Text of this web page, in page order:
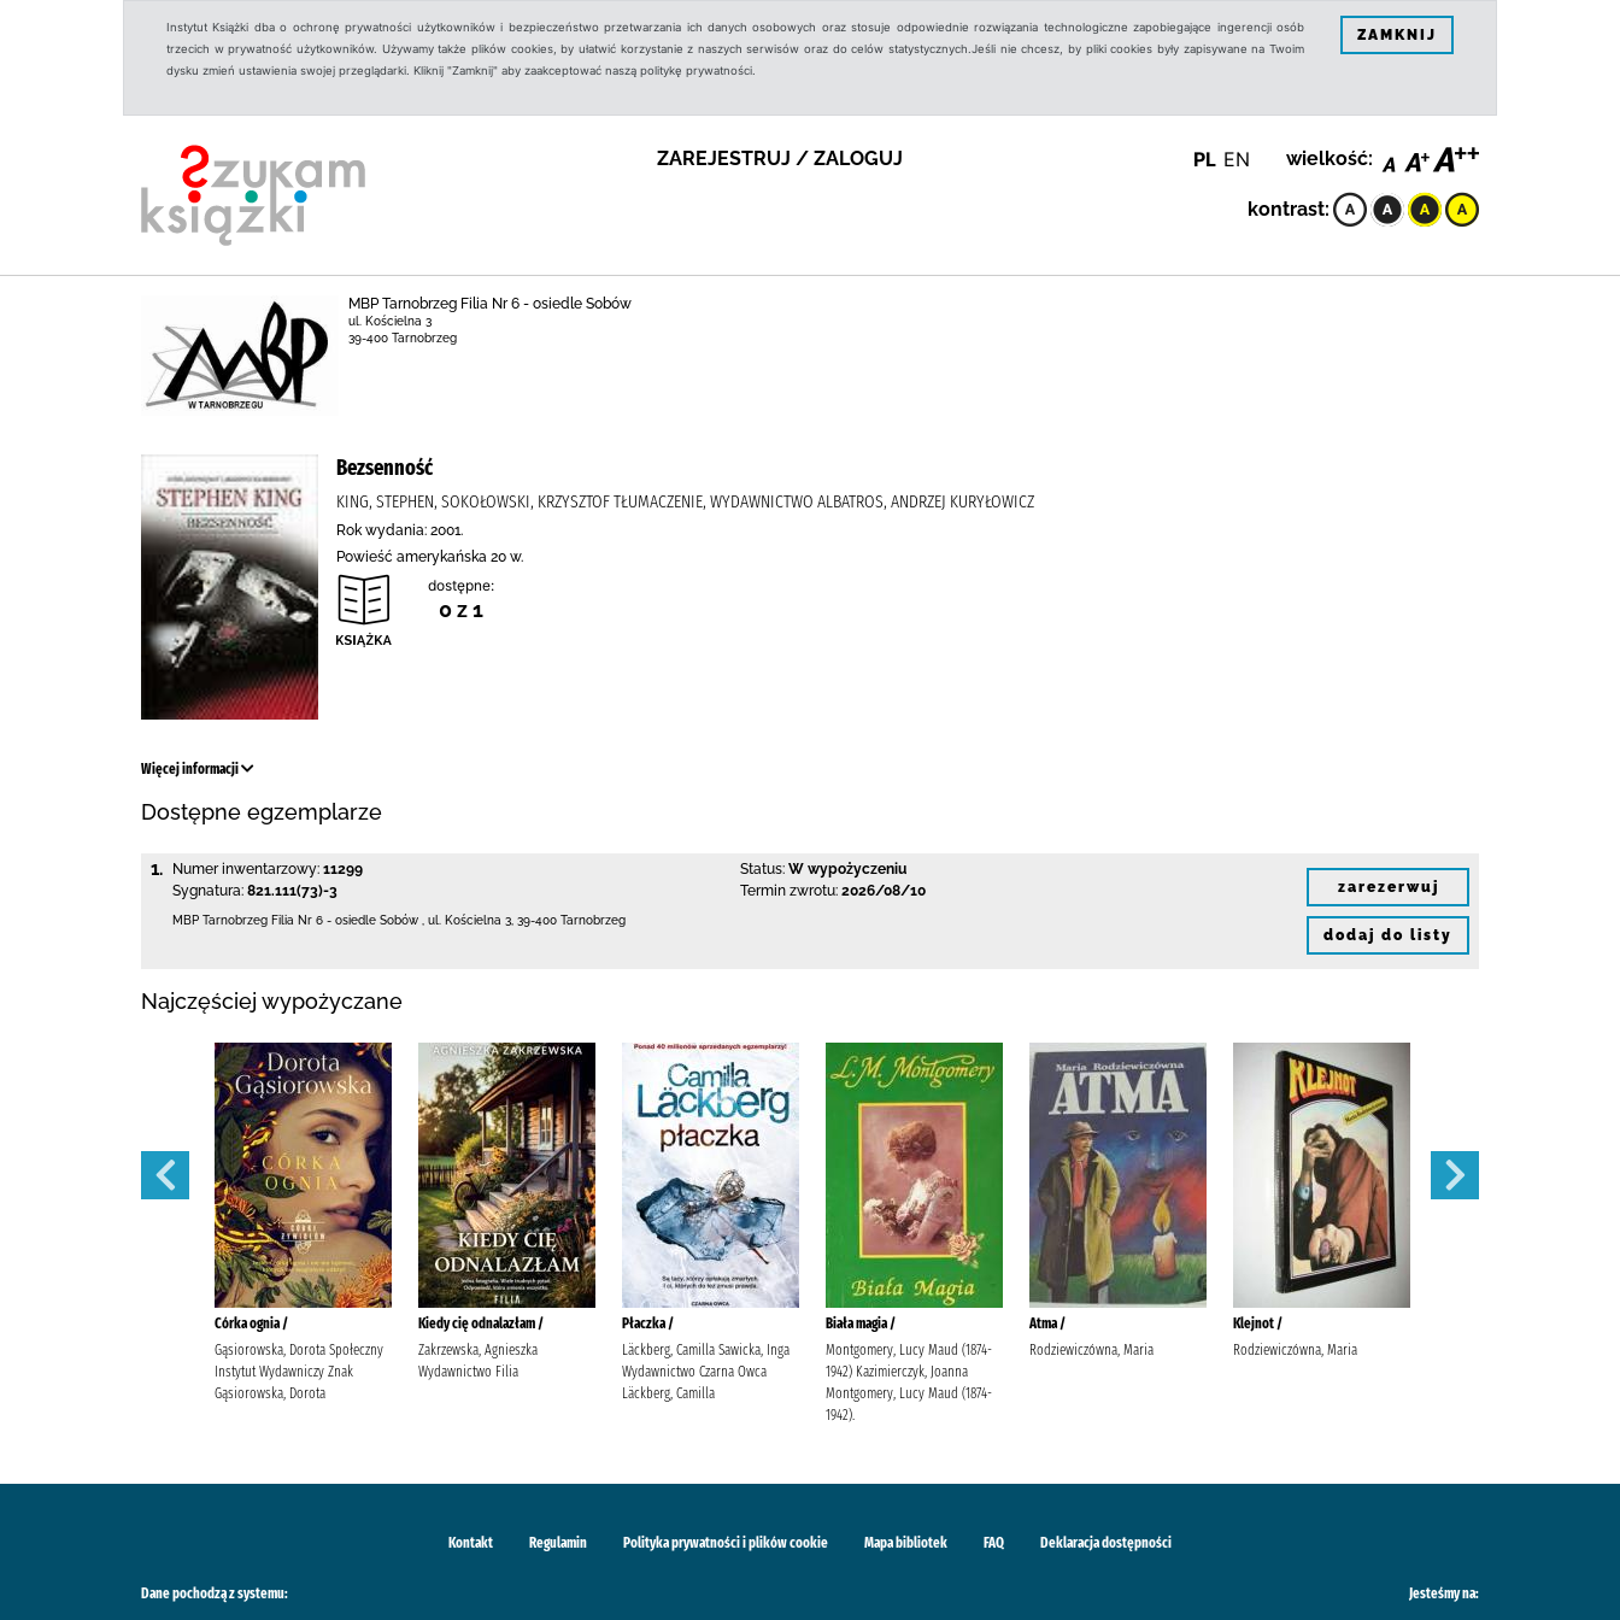
Instytut Książki dba o ochronę prywatności użytkowników i bezpieczeństwo przetwarzania ich danych osobowych oraz stosuje odpowiednie rozwiązania technologiczne zapobiegające ingerencji osób
trzecich w prywatność użytkowników. Używamy także plików cookies, by ułatwić korzystanie z naszych serwisów oraz do celów statystycznych.Jeśli nie chcesz, by pliki cookies były zapisywane na Twoim
dysku zmień ustawienia swojej przeglądarki. Kliknij "Zamknij" aby zaakceptować naszą politykę prywatności.
ZAMKNIJ
ZAREJESTRUJ / ZALOGUJ PL EN wielkość:
kontrast:
MBP Tarnobrzeg Filia Nr 6 - osiedle Sobów
ul. Kościelna 3
39-400 Tarnobrzeg
Bezsenność
KING, STEPHEN, SOKOŁOWSKI, KRZYSZTOF TŁUMACZENIE, WYDAWNICTWO ALBATROS, ANDRZEJ KURYŁOWICZ
Rok wydania: 2001.
Powieść amerykańska 20 w.
dostępne:
0 z 1
Więcej informacji
Dostępne egzemplarze
1. Numer inwentarzowy: 11299
Sygnatura: 821.111(73)-3
Status: W wypożyczeniu
Termin zwrotu: 2026/08/10
MBP Tarnobrzeg Filia Nr 6 - osiedle Sobów ul. Kościelna 3 39-400 Tarnobrzeg
zarezerwuj
dodaj do listy
Najczęściej wypożyczane
Córka ognia /
Gąsiorowska, Dorota Społeczny
Instytut Wydawniczy Znak
Gąsiorowska, Dorota
Kiedy cię odnalazłam /
Zakrzewska, Agnieszka
Wydawnictwo Filia
Płaczka /
Läckberg, Camilla Sawicka, Inga
Wydawnictwo Czarna Owca
Läckberg, Camilla
Biała magia /
Montgomery, Lucy Maud (1874-
1942) Kazimierczyk, Joanna
Montgomery, Lucy Maud (1874-
1942).
Atma /
Rodziewiczówna, Maria
Klejnot /
Rodziewiczówna, Maria
Kontakt Regulamin Polityka prywatności i plików cookie Mapa bibliotek FAQ Deklaracja dostępności
Dane pochodzą z systemu: Jesteśmy na: